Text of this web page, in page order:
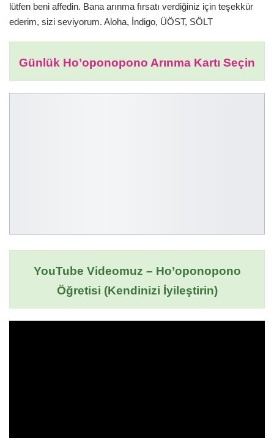
lütfen beni affedin. Bana arınma fırsatı verdiğiniz için teşekkür
ederim, sizi seviyorum. Aloha, İndigo, ÜÖST, SÖLT
Günlük Ho’oponopono Arınma Kartı Seçin
YouTube Videomuz – Ho’oponopono
Öğretisi (Kendinizi İyileştirin)